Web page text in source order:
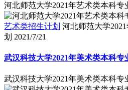
河北师范大学2021年艺术类本科专
艺术类招生计划 河北师范大学
划 2021/7/21
武汉科技大学2021年美术类本科专
武汉科技大学2021年美术类本科专